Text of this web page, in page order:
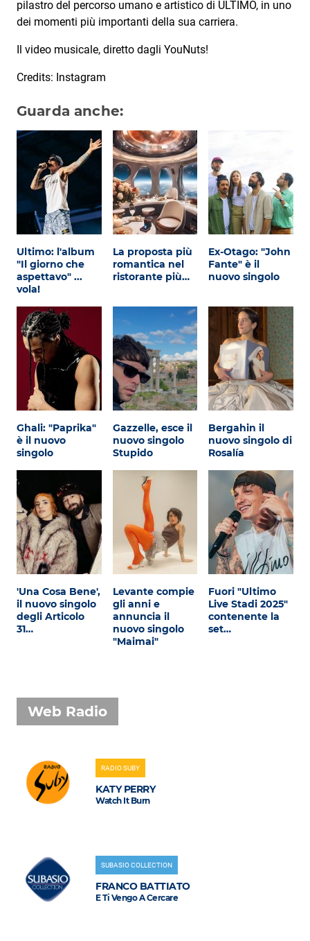
pilastro del percorso umano e artistico di ULTIMO, in uno
dei momenti più importanti della sua carriera.
Il video musicale, diretto dagli YouNuts!
Credits: Instagram
Guarda anche:
Ultimo: l'album
"Il giorno che
aspettavo" ...
vola!
La proposta più
romantica nel
ristorante più…
Ex-Otago: "John
Fante" è il
nuovo singolo
Ghali: "Paprika"
è il nuovo
singolo
Gazzelle, esce il
nuovo singolo
Stupido
Bergahin il
nuovo singolo di
Rosalía
'Una Cosa Bene',
il nuovo singolo
degli Articolo
31…
Levante compie
gli anni e
annuncia il
nuovo singolo
"Maimai"
Fuori "Ultimo
Live Stadi 2025"
contenente la
set…
Web Radio
RADIO SUBY
KATY PERRY
Watch It Burn
SUBASIO COLLECTION
FRANCO BATTIATO
E Ti Vengo A Cercare